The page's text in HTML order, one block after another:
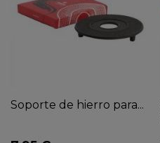
Soporte de hierro para...